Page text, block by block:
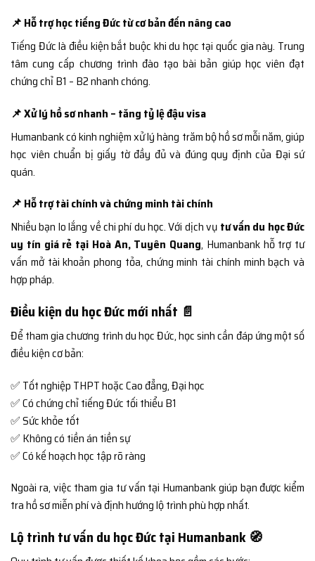
📌 Hỗ trợ học tiếng Đức từ cơ bản đến nâng cao
Tiếng Đức là điều kiện bắt buộc khi du học tại quốc gia này. Trung
tâm cung cấp chương trình đào tạo bài bản giúp học viên đạt
chứng chỉ B1 – B2 nhanh chóng.
📌 Xử lý hồ sơ nhanh – tăng tỷ lệ đậu visa
Humanbank có kinh nghiệm xử lý hàng trăm bộ hồ sơ mỗi năm, giúp
học viên chuẩn bị giấy tờ đầy đủ và đúng quy định của Đại sứ
quán.
📌 Hỗ trợ tài chính và chứng minh tài chính
Nhiều bạn lo lắng về chi phí du học. Với dịch vụ tư vấn du học Đức
uy tín giá rẻ tại Hoà An, Tuyên Quang, Humanbank hỗ trợ tư
vấn mở tài khoản phong tỏa, chứng minh tài chính minh bạch và
hợp pháp.
Điều kiện du học Đức mới nhất 📄
Để tham gia chương trình du học Đức, học sinh cần đáp ứng một số
điều kiện cơ bản:
✅ Tốt nghiệp THPT hoặc Cao đẳng, Đại học
✅ Có chứng chỉ tiếng Đức tối thiểu B1
✅ Sức khỏe tốt
✅ Không có tiền án tiền sự
✅ Có kế hoạch học tập rõ ràng
Ngoài ra, việc tham gia tư vấn tại Humanbank giúp bạn được kiểm
tra hồ sơ miễn phí và định hướng lộ trình phù hợp nhất.
Lộ trình tư vấn du học Đức tại Humanbank 🧭